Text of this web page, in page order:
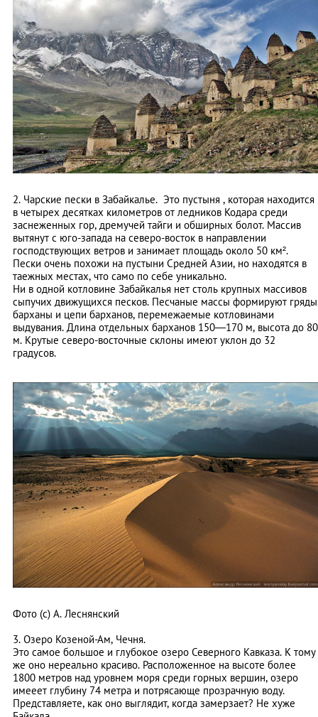
2. Чарские пески в Забайкалье. Это пустыня , которая находится
в четырех десятках километров от ледников Кодара среди
заснеженных гор, дремучей тайги и обширных болот. Массив
вытянут с юго-запада на северо-восток в направлении
господствующих ветров и занимает площадь около 50 км².
Пески очень похожи на пустыни Средней Азии, но находятся в
таежных местах, что само по себе уникально.
Ни в одной котловине Забайкалья нет столь крупных массивов
сыпучих движущихся песков. Песчаные массы формируют
барханы и цепи барханов, перемежаемые котловинами
выдувания. Длина отдельных барханов 150—170 м, высота до 80
м. Крутые северо-восточные склоны имеют уклон до 32
градусов.
Фото (с) А. Леснянский
3. Озеро Козеной-Ам, Чечня.
Это самое большое и глубокое озеро Северного Кавказа. К тому
же оно нереально красиво. Расположенное на высоте более
1800 метров над уровнем моря среди горных вершин, озеро
имееет глубину 74 метра и потрясающе прозрачную воду.
Представляете, как оно выглядит, когда замерзает? Не хуже